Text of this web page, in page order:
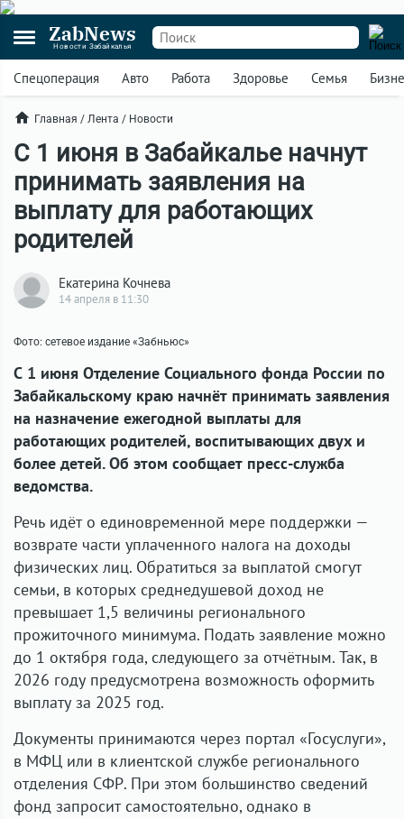
ZabNews
Новости Забайкалья
Спецоперация Авто Работа Здоровье Семья
Главная / Лента / Новости
С 1 июня в Забайкалье начнут
принимать заявления на
выплату для работающих
родителей
Екатерина Кочнева
14 апреля в 11:30
Фото: сетевое издание «Забньюс»
С 1 июня Отделение Социального фонда России по
Забайкальскому краю начнёт принимать заявления
на назначение ежегодной выплаты для
работающих родителей, воспитывающих двух и
более детей. Об этом сообщает пресс-служба
ведомства.
Речь идёт о единовременной мере поддержки —
возврате части уплаченного налога на доходы
физических лиц. Обратиться за выплатой смогут
семьи, в которых среднедушевой доход не
превышает 1,5 величины регионального
прожиточного минимума. Подать заявление можно
до 1 октября года, следующего за отчётным. Так, в
2026 году предусмотрена возможность оформить
выплату за 2025 год.
Документы принимаются через портал «Госуслуги»,
в МФЦ или в клиентской службе регионального
отделения СФР. При этом большинство сведений
фонд запросит самостоятельно, однако в